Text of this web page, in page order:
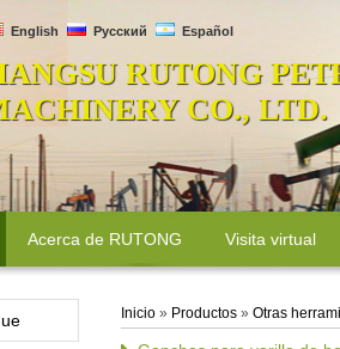
English Русский Español
RUTONG
CO., LTD.
Acerca de RUTONG Visita virtual
Inicio » Productos » Otras